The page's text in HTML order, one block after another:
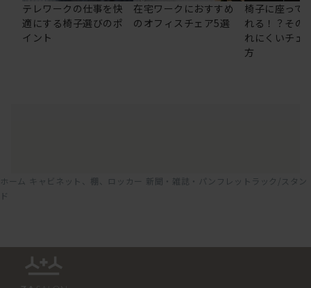
テレワークの仕事を快
適にする椅子選びのポ
イント
在宅ワークにおすすめ
のオフィスチェア5選
椅子に座って
れる！？その
れにくいチェ
方
ホーム キャビネット、棚、ロッカー 新聞・雑誌・パンフレットラック/スタン
ド